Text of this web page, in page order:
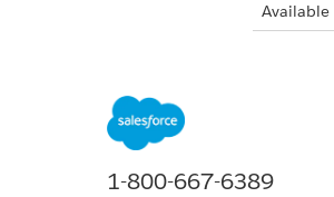
The
1-800-667-6389